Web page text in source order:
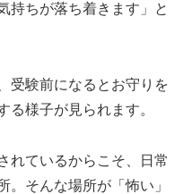
持ちが落ち着きます」と
受験前になるとお守りを
る様子が見られます。
れているからこそ、日常
。そんな場所が「怖い」